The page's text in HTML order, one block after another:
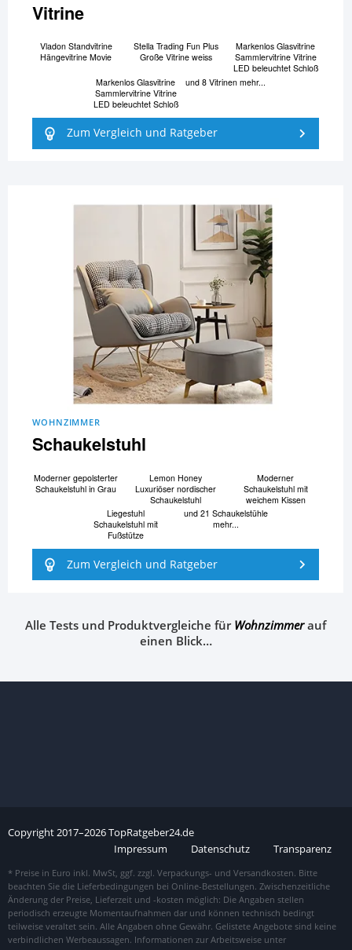
Vitrine
Vladon Standvitrine
Hängevitrine Movie
Stella Trading Fun Plus
Große Vitrine weiss
Markenlos Glasvitrine
Sammlervitrine Vitrine
LED beleuchtet Schloß
Markenlos Glasvitrine
Sammlervitrine Vitrine
LED beleuchtet Schloß
und 8 Vitrinen mehr...
Zum Vergleich und Ratgeber
WOHNZIMMER
Schaukelstuhl
Moderner gepolsterter
Schaukelstuhl in Grau
Lemon Honey
Luxuriöser nordischer
Schaukelstuhl
Moderner
Schaukelstuhl mit
weichem Kissen
Liegestuhl
Schaukelstuhl mit
Fußstütze
und 21 Schaukelstühle
mehr...
Zum Vergleich und Ratgeber
Alle Tests und Produktvergleiche fürWohnzimmerauf
einen Blick…
Copyright2017–2026TopRatgeber24.de
Impressum
Datenschutz Transparenz